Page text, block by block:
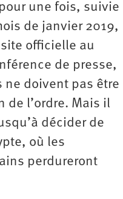
une fois, suivie
de janvier 2019,
officielle au
de presse,
ne doivent pas être
de l’ordre. Mais il
décider de
où les
perdureront